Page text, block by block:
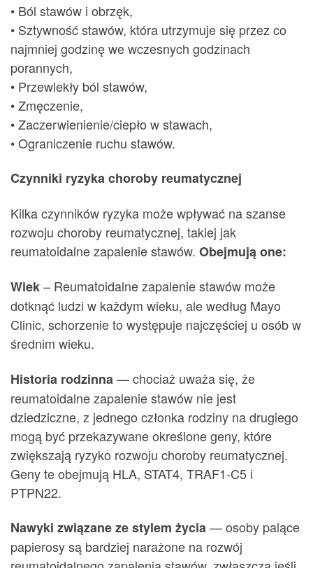
• Ból stawów i obrzęk,
• Sztywność stawów, która utrzymuje się przez co
najmniej godzinę we wczesnych godzinach
porannych,
• Przewlekły ból stawów,
• Zmęczenie,
• Zaczerwienienie/ciepło w stawach,
• Ograniczenie ruchu stawów.
Czynniki ryzyka choroby reumatycznej
Kilka czynników ryzyka może wpływać na szanse
rozwoju choroby reumatycznej, takiej jak
reumatoidalne zapalenie stawów. Obejmują one:
Wiek– Reumatoidalne zapalenie stawów może
dotknąć ludzi w każdym wieku, ale według Mayo
Clinic, schorzenie to występuje najczęściej u osób w
średnim wieku.
Historia rodzinna— chociaż uważa się, że
reumatoidalne zapalenie stawów nie jest
dziedziczne, z jednego członka rodziny na drugiego
mogą być przekazywane określone geny, które
zwiększają ryzyko rozwoju choroby reumatycznej.
Geny te obejmują HLA, STAT4, TRAF1-C5 i
PTPN22.
Nawyki związane ze stylem życia— osoby palące
papierosy są bardziej narażone na rozwój